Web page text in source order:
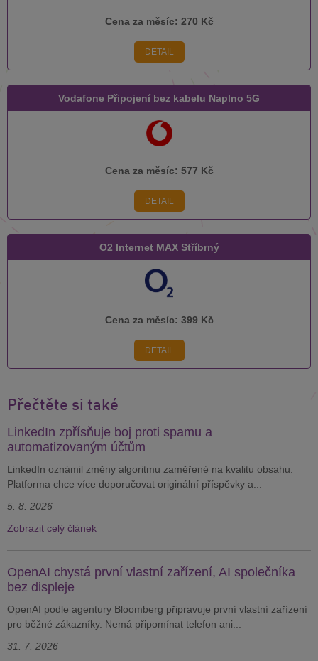
Cena za měsíc: 270 Kč
DETAIL
Vodafone Připojení bez kabelu Naplno 5G
Cena za měsíc: 577 Kč
DETAIL
O2 Internet MAX Stříbrný
Cena za měsíc: 399 Kč
DETAIL
Přečtěte si také
LinkedIn zpřísňuje boj proti spamu a
automatizovaným účtům
LinkedIn oznámil změny algoritmu zaměřené na kvalitu obsahu.
Platforma chce více doporučovat originální příspěvky a...
5. 8. 2026
Zobrazit celý článek
OpenAI chystá první vlastní zařízení, AI společníka
bez displeje
OpenAI podle agentury Bloomberg připravuje první vlastní zařízení
pro běžné zákazníky. Nemá připomínat telefon ani...
31. 7. 2026